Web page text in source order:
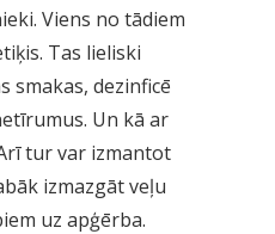
Viens no tādiem
Tas lieliski
smakas, dezinficē
Un kā ar
tur var izmantot
izmazgāt veļu
uz apģērba.